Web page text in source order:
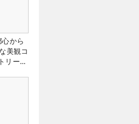
から
美観コ
リー俱